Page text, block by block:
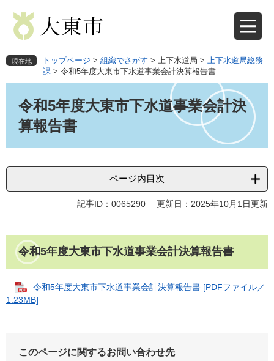
先
で
を
ば
へ
現在地 トップページ > 組織でさがす > 上下水道局 > 上下水道局総務
課 > 令和5年度大東市下水道事業会計決算報告書
令和5年度大東市下水道事業会計決
算報告書
ページ内目次
記事ID：0065290 更新日：2025年10月1日更新
令和5年度大東市下水道事業会計決算報告書
令和5年度大東市下水道事業会計決算報告書 [PDFファイル／
1.23MB]
このページに関するお問い合わせ先